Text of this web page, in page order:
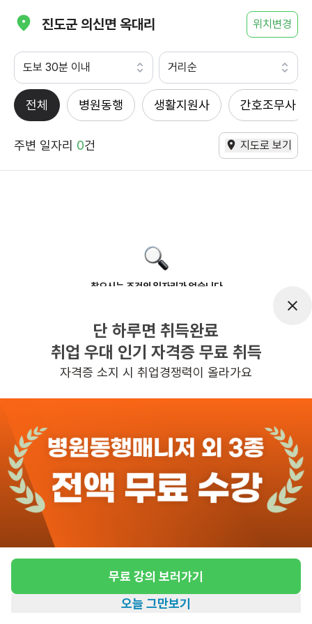
진도군 의신면 옥대리 위치변경
도보 30분 이내 거리순
전체 병원동행 생활지원사 간호조무사
주변 일자리 0건 지도로 보기
찾으시는 조건의 일자리가 없습니다
반경 3KM 이내의 일자리 확인하기
단 하루면 취득완료
취업 우대 인기 자격증 무료 취득
자격증 소지 시 취업경쟁력이 올라가요
무료 강의 보러가기
오늘 그만보기